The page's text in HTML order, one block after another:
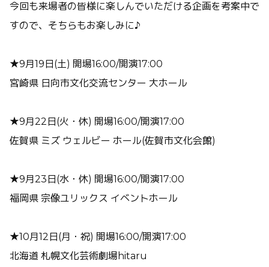
今回も来場者の皆様に楽しんでいただける企画を考案中で
すので、そちらもお楽しみに♪
★9月19日(土) 開場16:00/開演17:00
宮崎県 日向市文化交流センター 大ホール
★9月22日(火・休) 開場16:00/開演17:00
佐賀県 ミズ ウェルビー ホール(佐賀市文化会館)
★9月23日(水・休) 開場16:00/開演17:00
福岡県 宗像ユリックス イベントホール
★10月12日(月・祝) 開場16:00/開演17:00
北海道 札幌文化芸術劇場hitaru